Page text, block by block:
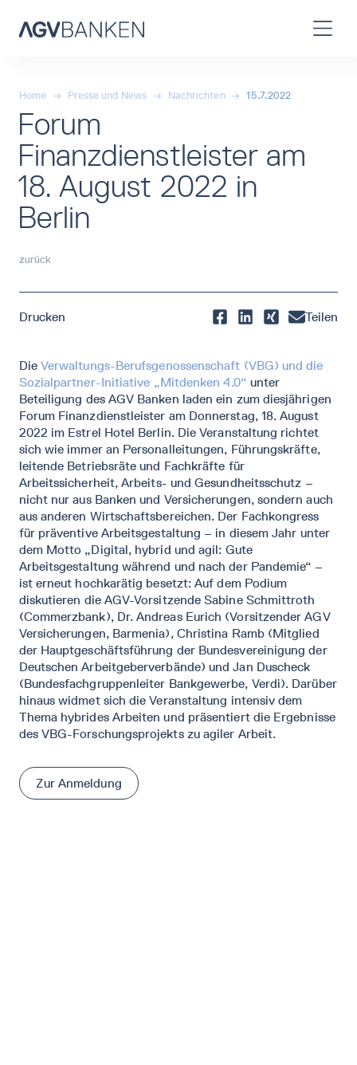
Home → Presse und News → Nachrichten → 15.7.2022
Forum
Finanzdienstleister am
18. August 2022 in
Berlin
zurück
Drucken Teilen
Die Verwaltungs-Berufsgenossenschaft (VBG) und die
Sozialpartner-Initiative „Mitdenken 4.0“ unter
Beteiligung des AGV Banken laden ein zum diesjährigen
Forum Finanzdienstleister am Donnerstag, 18. August
2022 im Estrel Hotel Berlin. Die Veranstaltung richtet
sich wie immer an Personalleitungen, Führungskräfte,
leitende Betriebsräte und Fachkräfte für
Arbeitssicherheit, Arbeits- und Gesundheitsschutz –
nicht nur aus Banken und Versicherungen, sondern auch
aus anderen Wirtschaftsbereichen. Der Fachkongress
für präventive Arbeitsgestaltung – in diesem Jahr unter
dem Motto „Digital, hybrid und agil: Gute
Arbeitsgestaltung während und nach der Pandemie“ –
ist erneut hochkarätig besetzt: Auf dem Podium
diskutieren die AGV-Vorsitzende Sabine Schmittroth
(Commerzbank), Dr. Andreas Eurich (Vorsitzender AGV
Versicherungen, Barmenia), Christina Ramb (Mitglied
der Hauptgeschäftsführung der Bundesvereinigung der
Deutschen Arbeitgeberverbände) und Jan Duscheck
(Bundesfachgruppenleiter Bankgewerbe, Verdi). Darüber
hinaus widmet sich die Veranstaltung intensiv dem
Thema hybrides Arbeiten und präsentiert die Ergebnisse
des VBG-Forschungsprojekts zu agiler Arbeit.
Zur Anmeldung